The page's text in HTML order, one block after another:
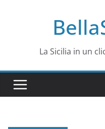
La Sicilia in un